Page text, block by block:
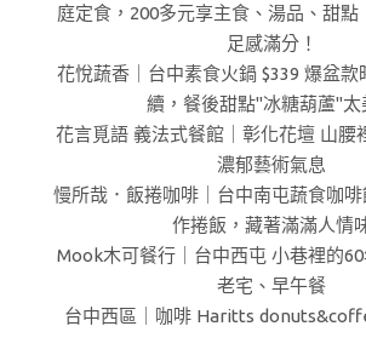
庭定食，200多元享主食、湯品、甜點
足感滿分！
花悅蔬香｜台中素食火鍋 $339 爆盆款
續，餐後甜點"冰糖葫蘆"太
花言覓語 義法式餐館｜彰化花壇 山腰
濃郁藝術氣息
慢所哉．飯捲咖啡｜台中南屯蔬食咖
作捲飯，藏著滿滿人情
Mook木可餐行｜台中西屯 小巷裡的60
老宅、早午餐
台中西區｜咖啡 Haritts